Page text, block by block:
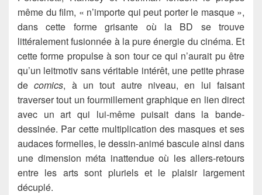
même du film, « n’importe qui peut porter le masque »,
dans cette forme grisante où la BD se trouve
littéralement fusionnée à la pure énergie du cinéma. Et
cette forme propulse à son tour ce qui n’aurait pu être
qu’un leitmotiv sans véritable intérêt, une petite phrase
decomics, à un tout autre niveau, en lui faisant
traverser tout un fourmillement graphique en lien direct
avec un art qui lui-même puisait dans la bande-
dessinée. Par cette multiplication des masques et ses
audaces formelles, le dessin-animé bascule ainsi dans
une dimension méta inattendue où les allers-retours
entre les arts sont pluriels et le plaisir largement
décuplé.